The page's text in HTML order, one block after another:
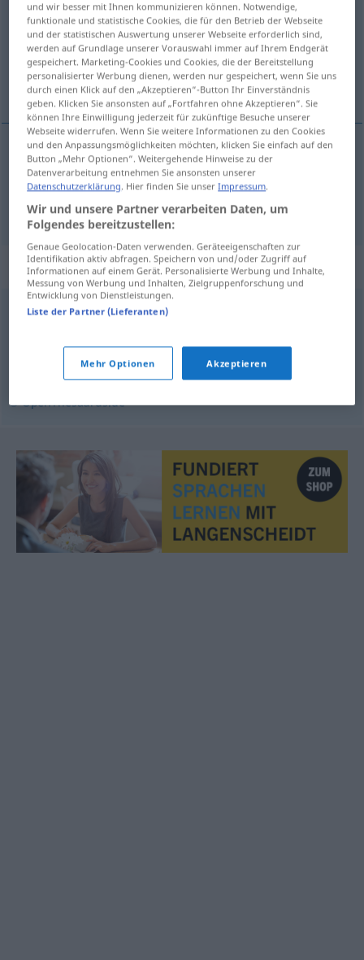
Übersicht aller Übersetzungen
(Für mehr Details die Übersetzung anklicken/antippen)
alfabet, abeceda, azbuka
alfabet,abeceda Abc
azbuka Abckyrill
Synonyme für "Abc"
Basis ,
© OpenThesaurus.de
und wir besser mit Ihnen kommunizieren können. Notwendige,
funktionale und statistische Cookies, die für den Betrieb der Webseite
und der statistischen Auswertung unserer Webseite erforderlich sind,
werden auf Grundlage unserer Vorauswahl immer auf Ihrem Endgerät
gespeichert. Marketing-Cookies und Cookies, die der Bereitstellung
personalisierter Werbung dienen, werden nur gespeichert, wenn Sie uns
durch einen Klick auf den „Akzeptieren“-Button Ihr Einverständnis
geben. Klicken Sie ansonsten auf „Fortfahren ohne Akzeptieren“. Sie
können Ihre Einwilligung jederzeit für zukünftige Besuche unserer
Webseite widerrufen. Wenn Sie weitere Informationen zu den Cookies
und den Anpassungsmöglichkeiten möchten, klicken Sie einfach auf den
Button „Mehr Optionen“. Weitergehende Hinweise zu der
Datenverarbeitung entnehmen Sie ansonsten unserer
Datenschutzerklärung. Hier finden Sie unserImpressum.
Wir und unsere Partner verarbeiten Daten, um
Folgendes bereitzustellen:
Genaue Geolocation-Daten verwenden. Geräteeigenschaften zur
Identifikation aktiv abfragen. Speichern von und/oder Zugriff auf
Informationen auf einem Gerät. Personalisierte Werbung und Inhalte,
Messung von Werbung und Inhalten, Zielgruppenforschung und
Entwicklung von Dienstleistungen.
Liste der Partner (Lieferanten)
Mehr Optionen Akzeptieren